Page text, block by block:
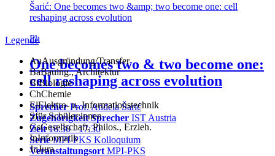
Šarić: One becomes two &amp; two become one: cell
reshaping across evolution
Ph
One becomes two & two become one:
cell reshaping across evolution
SprecherProf. Anđela Šarić
Zugehörigkeit Sprecher IST Austria
Zeit16:30 - 17:30
SerieMPI-PKS Kolloquium
Veranstaltungsort MPI-PKS
Legende
AuAusgründung/Transfer
BaBauing., Architektur
BiBiologie
ChChemie
ElElektro- u. Informationstechnik
Sfür Schüler:innen
GsGesellschaft, Philos., Erzieh.
InInformatik
JuJura